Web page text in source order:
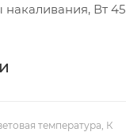
Вт 45
температура, К